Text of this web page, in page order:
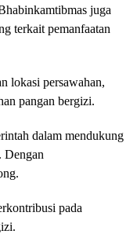
juga
terkait pemanfaatan
lokasi persawahan,
pangan bergizi.
dalam mendukung
Dengan
pada